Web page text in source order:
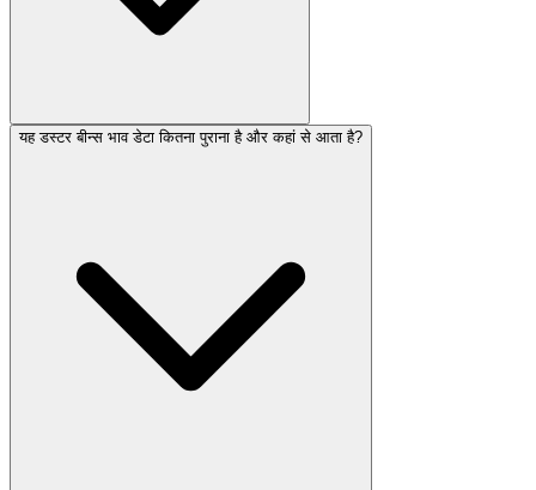
यह डस्टर बीन्स भाव डेटा कितना पुराना है और कहां से आता है?